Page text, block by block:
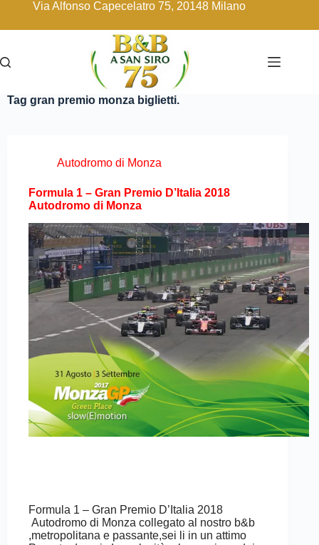
Via Alfonso Capecelatro 75, 20148 Milano
Tag gran premio monza biglietti.
Autodromo di Monza
Formula 1 – Gran Premio D’Italia 2018
Autodromo di Monza
Formula 1 – Gran Premio D’Italia 2018
Autodromo di Monza collegato al nostro b&b
,metropolitana e passante,sei li in un attimo